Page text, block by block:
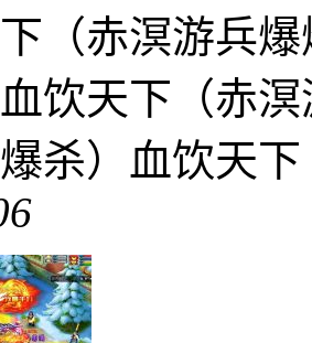
（赤溟游兵
饮天下（赤
杀）血饮天